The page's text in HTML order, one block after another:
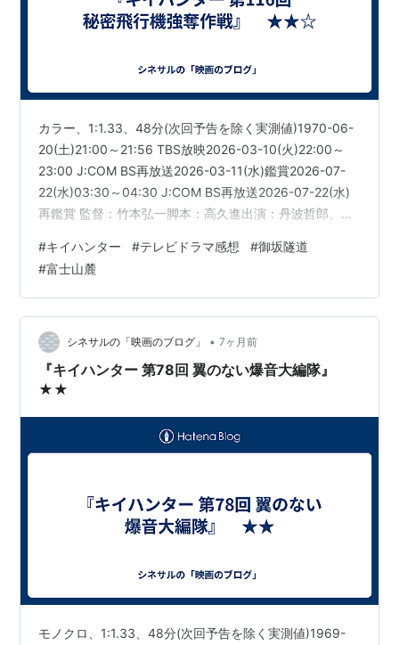
カラー、1:1.33、48分(次回予告を除く実測値)1970-06-
20(土)21:00～21:56 TBS放映2026-03-10(火)22:00～
23:00 J:COM BS再放送2026-03-11(水)鑑賞2026-07-
22(水)03:30～04:30 J:COM BS再放送2026-07-22(水)
再鑑賞 監督：竹本弘一脚本：高久進出演：丹波哲郎、野
永子、ミスター珍、八名信夫、他（川口浩は出演なし）
【あらすじ、ネタバレあり】海外から日本に提供される
国際警察の暗号解読コンピュータを積んだ小型飛行機
が、富士山近くのタキガハラ高原に向か…
#キイハンター #テレビドラマ感想 #御坂隧道
#富士山麓
シネサルの「映画のブログ」 • 7ヶ月前
『キイハンター 第78回 翼のない爆音大編隊』
★★
モノクロ、1:1.33、48分(次回予告を除く実測値)1969-